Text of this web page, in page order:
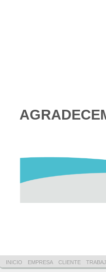
INICIO EMPRESA CLIENTE